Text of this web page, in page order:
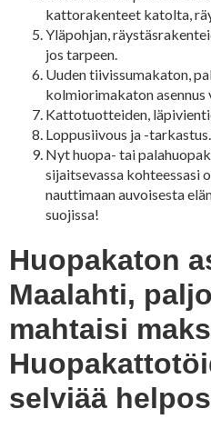
kattorakenteet katolta,
Yläpohjan,
jos tarpeen.
Uuden tiivissumakaton,
kolmiorimakaton asennus
Kattotuotteiden,
Loppusiivous ja -tarkastus.
Nyt huopa- tai
sijaitsevassa kohteessasi
nauttimaan auvoisesta
suojissa!
Huopakaton
Maalahti,
mahtaisi
selviää